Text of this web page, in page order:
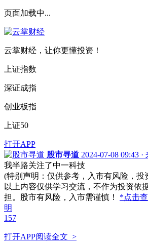
页面加载中...
云掌财经，让你更懂投资！
上证指数
深证成指
创业板指
上证50
打开APP
股市寻道 2024-07-08 09:43
我半路关注了中一科技
(特别声明：仅供参考，入市有风险，投
以上内容仅供学习交流，不作为投资依
担。股市有风险，入市需谨慎！ *点击
明
157
打开APP阅读全文 >